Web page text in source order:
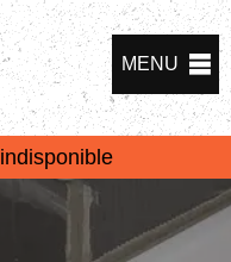
MENU
indisponible